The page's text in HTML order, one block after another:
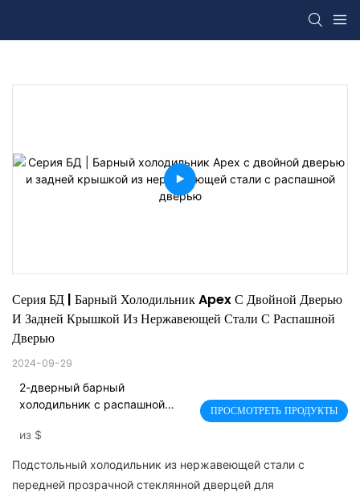
Серия БД | Барный Холодильник Apex С Двойной Дверью
И Задней Крышкой Из Нержавеющей Стали С Распашной
Дверью
2024-09-29
2-дверный барный
холодильник с распашной
стали
из $
ПРОСМОТРЕТЬ ПРОДУКТЫ
Подстольный холодильник из нержавеющей стали с
передней прозрачной стеклянной дверцей для